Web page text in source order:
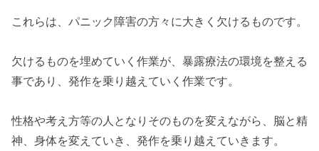
これらは、パニック障害の方々に大きく欠けるものです。
欠けるものを埋めていく作業が、暴露療法の環境を整える
事であり、発作を乗り越えていく作業です。
性格や考え方等の人となりそのものを変えながら、脳と精
神、身体を変えていき、発作を乗り越えていきます。